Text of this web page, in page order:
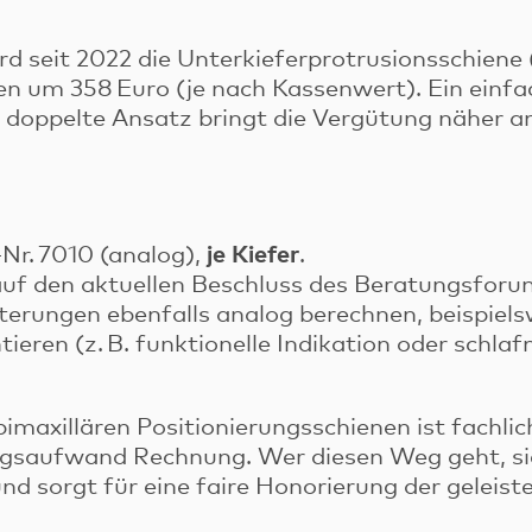
seit 2022 die
um 358 Euro (je nach Kassenwert). Ein
Ansatz bringt die Vergütung näher
7010 (analog), je Kiefer.
den aktuellen Beschluss des
ebenfalls analog berechnen,
(z. B. funktionelle Indikation oder
Positionierungsschienen ist
Rechnung. Wer diesen Weg geht,
sorgt für eine faire Honorierung der